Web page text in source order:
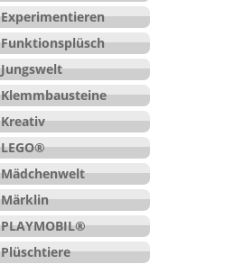
Experimentieren
Funktionsplüsch
Jungswelt
Klemmbausteine
Kreativ
LEGO®
Mädchenwelt
Märklin
PLAYMOBIL®
Plüschtiere